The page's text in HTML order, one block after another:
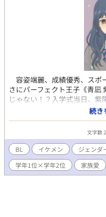
容姿端麗、成績優秀、スポ
さにパーフェクト王子《青凪
じゃない！？入学式当日、
た謎の美少女《華園 葵》。
葵「あれ？もしかして僕に惚
イじゃないから。」 紫陽「
ど！？」 紫陽が自分の気持
かになる葵の過去と真実。性
家族の物語。 ＿＿＿＿＿＿
にいるんだ？』
続き
文字数
BL イケメン ジェンダ
学年1位×学年2位
家族愛